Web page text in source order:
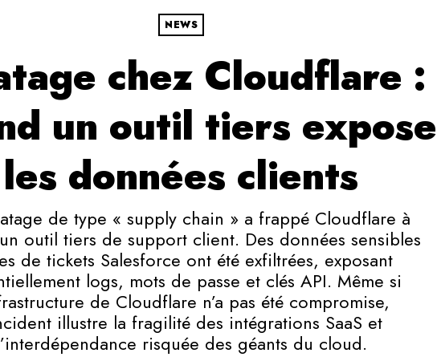
NEWS
chez Cloudflare :
un outil tiers expose
les données clients
de type « supply chain » a frappé Cloudflare à
outil tiers de support client. Des données sensibles
de tickets Salesforce ont été exfiltrées, exposant
logs, mots de passe et clés API. Même si
de Cloudflare n’a pas été compromise,
illustre la fragilité des intégrations SaaS et
risquée des géants du cloud.